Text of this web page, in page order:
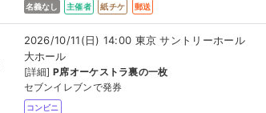
名義なし 主催者 紙チケ 郵送
2026/10/11(日) 14:00 東京 サントリーホール
大ホール
[詳細]P席オーケストラ裏の一枚
セブンイレブンで発券
コンビニ